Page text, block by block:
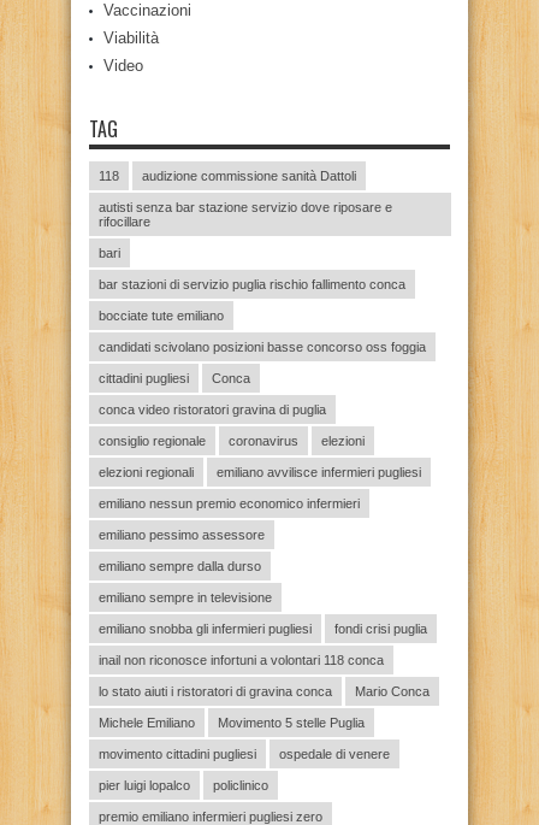
Vaccinazioni
Viabilità
Video
TAG
118 audizione commissione sanità Dattoli
autisti senza bar stazione servizio dove riposare e
rifocillare
bari
bar stazioni di servizio puglia rischio fallimento conca
bocciate tute emiliano
candidati scivolano posizioni basse concorso oss foggia
cittadini pugliesi Conca
conca video ristoratori gravina di puglia
consiglio regionale coronavirus elezioni
elezioni regionali emiliano avvilisce infermieri pugliesi
emiliano nessun premio economico infermieri
emiliano pessimo assessore
emiliano sempre dalla durso
emiliano sempre in televisione
emiliano snobba gli infermieri pugliesi fondi crisi puglia
inail non riconosce infortuni a volontari 118 conca
lo stato aiuti i ristoratori di gravina conca Mario Conca
Michele Emiliano Movimento 5 stelle Puglia
movimento cittadini pugliesi ospedale di venere
pier luigi lopalco policlinico
premio emiliano infermieri pugliesi zero